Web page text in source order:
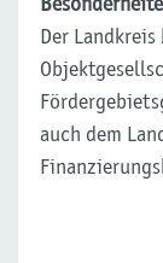
Der
auch dem